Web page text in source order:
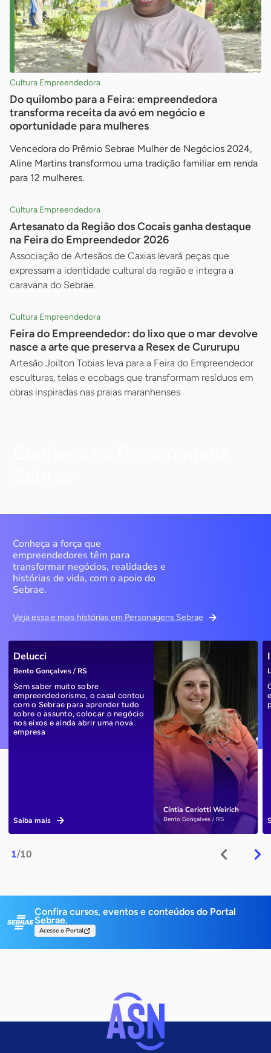
Cultura Empreendedora
Do quilombo para a Feira: empreendedora
transforma receita da avó em negócio e
oportunidade para mulheres
Vencedora do Prêmio Sebrae Mulher de Negócios 2024,
Aline Martins transformou uma tradição familiar em renda
para 12 mulheres.
Cultura Empreendedora
Artesanato da Região dos Cocais ganha destaque
na Feira do Empreendedor 2026
Associação de Artesãos de Caxias levará peças que
expressam a identidade cultural da região e integra a
caravana do Sebrae.
Cultura Empreendedora
Feira do Empreendedor: do lixo que o mar devolve
nasce a arte que preserva a Resex de Cururupu
Artesão Joilton Tobias leva para a Feira do Empreendedor
esculturas, telas e ecobags que transformam resíduos em
obras inspiradas nas praias maranhenses
Conheça a força que
empreendedores têm para
transformar negócios, realidades e
histórias de vida, com o apoio do
Sebrae.
Veja essa e mais histórias em Personagens Sebrae
1/10
Cíntia Ceriotti Weirich
Bento Gonçalves / RS
Delucci
Bento Gonçalves / RS
Sem saber muito sobre
empreendedorismo, o casal contou
com o Sebrae para aprender tudo
sobre o assunto, colocar o negócio
nos eixos e ainda abrir uma nova
empresa
Saiba mais
Confira cursos, eventos e conteúdos do Portal
Sebrae.
Acesse o Portal